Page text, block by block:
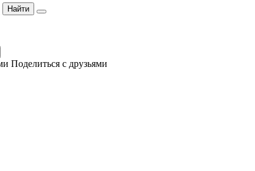
Найти
Поделиться с друзьями